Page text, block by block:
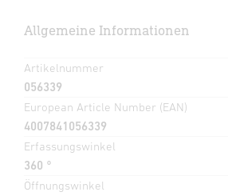
Allgemeine Informationen
Artikelnummer
056339
European Article Number (EAN)
4007841056339
Erfassungswinkel
360 °
Öffnungswinkel